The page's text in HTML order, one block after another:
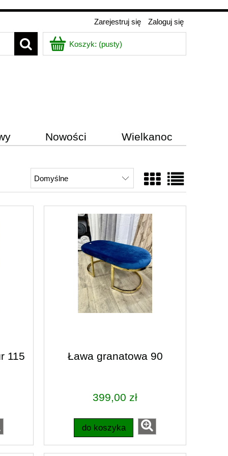
Zarejestruj się
Zaloguj się
Koszyk: (pusty)
Nowości Wielkanoc
115 Ława granatowa 90
399,00 zł
do koszyka